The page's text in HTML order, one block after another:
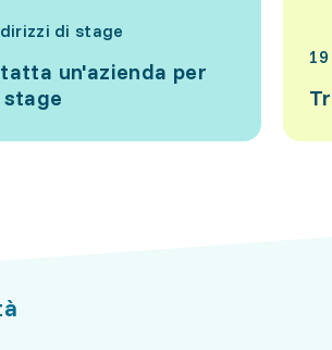
di stage
un'azienda per